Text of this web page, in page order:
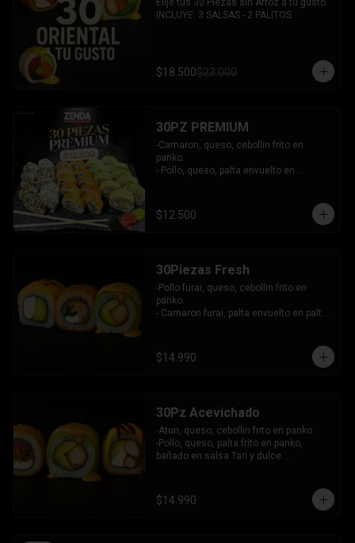
Elije tus 30 Piezas sin Arroz a tu gusto.
INCLUYE: 3 SALSAS - 2 PALITOS
$18.500$23.000
30PZ PREMIUM
-Camaron, queso, cebollin frito en
panko.
- Pollo, queso, palta envuelto en
palta.
INCLUYE: 3 SALSAS - 2 PALITOS
$12.500
30Piezas Fresh
-Pollo furai, queso, cebollin frito en
panko.
- Camaron furai, palta envuelto en palta
queso y mango, bañado en salsa de
maracuya.
$14.990
30Pz Acevichado
-Atun, queso, cebollin frito en panko.
-Pollo, queso, palta frito en panko,
bañado en salsa Tari y dulce.
INCLUYE: 3 SALSAS - 2 PALITOS
$14.990